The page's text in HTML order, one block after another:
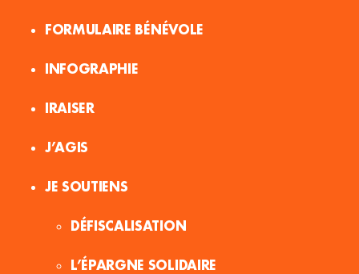
FORMULAIRE BÉNÉVOLE
INFOGRAPHIE
IRAISER
J’AGIS
JE SOUTIENS
DÉFISCALISATION
L’ÉPARGNE SOLIDAIRE